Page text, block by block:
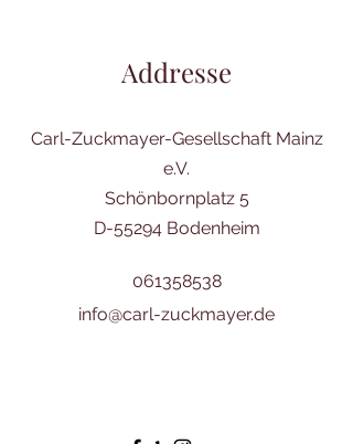
Addresse
Carl-Zuckmayer-Gesellschaft Mainz
e.V.
Schönbornplatz 5
D-55294 Bodenheim
061358538
info@carl-zuckmayer.de